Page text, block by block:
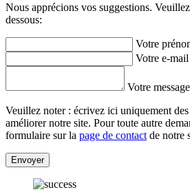
Nous apprécions vos suggestions.
dessous:
Votre
Votre e-
Votre message
Veuillez noter : écrivez ici uniquement
améliorer notre site. Pour toute autre
formulaire sur la page de contact de notre
Envoyer